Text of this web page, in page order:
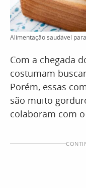
Alimentação saudável
Com a chegada
costumam
Porém, essas
são muito
colaboram com